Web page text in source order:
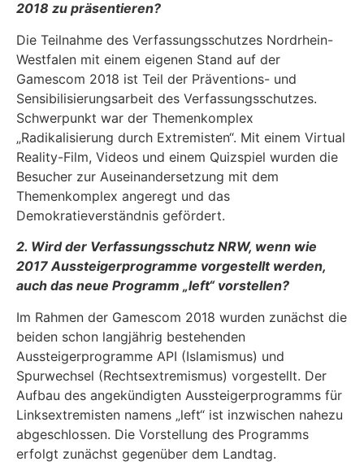
2018 zu präsentieren?
Die Teilnahme des Verfassungsschutzes Nordrhein-
Westfalen mit einem eigenen Stand auf der
Gamescom 2018 ist Teil der Präventions- und
Sensibilisierungsarbeit des Verfassungsschutzes.
Schwerpunkt war der Themenkomplex
„Radikalisierung durch Extremisten“. Mit einem Virtual
Reality-Film, Videos und einem Quizspiel wurden die
Besucher zur Auseinandersetzung mit dem
Themenkomplex angeregt und das
Demokratieverständnis gefördert.
2. Wird der Verfassungsschutz NRW, wenn wie
2017 Aussteigerprogramme vorgestellt werden,
auch das neue Programm „left“ vorstellen?
Im Rahmen der Gamescom 2018 wurden zunächst die
beiden schon langjährig bestehenden
Aussteigerprogramme API (Islamismus) und
Spurwechsel (Rechtsextremismus) vorgestellt. Der
Aufbau des angekündigten Aussteigerprogramms für
Linksextremisten namens „left“ ist inzwischen nahezu
abgeschlossen. Die Vorstellung des Programms
erfolgt zunächst gegenüber dem Landtag.